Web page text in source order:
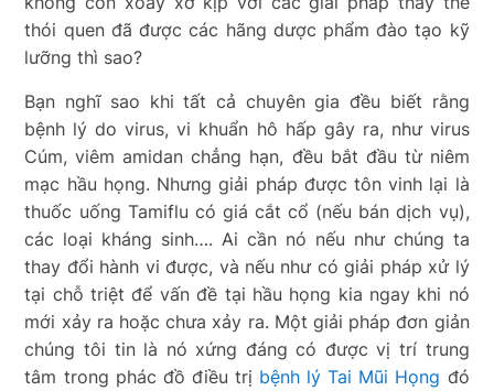
thói quen đã được các hãng dược phẩm đào tạo kỹ
lưỡng thì sao?
Bạn nghĩ sao khi tất cả chuyên gia đều biết rằng
bệnh lý do virus, vi khuẩn hô hấp gây ra, như virus
Cúm, viêm amidan chẳng hạn, đều bắt đầu từ niêm
mạc hầu họng. Nhưng giải pháp được tôn vinh lại là
thuốc uống Tamiflu có giá cắt cổ (nếu bán dịch vụ),
các loại kháng sinh…. Ai cần nó nếu như chúng ta
thay đổi hành vi được, và nếu như có giải pháp xử lý
tại chỗ triệt để vấn đề tại hầu họng kia ngay khi nó
mới xảy ra hoặc chưa xảy ra. Một giải pháp đơn giản
chúng tôi tin là nó xứng đáng có được vị trí trung
tâm trong phác đồ điều trị bệnh lý Tai Mũi Họng đó